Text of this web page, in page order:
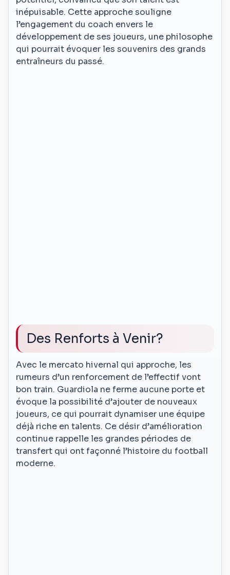
inépuisable. Cette approche souligne
l’engagement du coach envers le
développement de ses joueurs, une philosophe
qui pourrait évoquer les souvenirs des grands
entraîneurs du passé.
Des Renforts à Venir?
Avec le mercato hivernal qui approche, les
rumeurs d’un renforcement de l’effectif vont
bon train. Guardiola ne ferme aucune porte et
évoque la possibilité d’ajouter de nouveaux
joueurs, ce qui pourrait dynamiser une équipe
déjà riche en talents. Ce désir d’amélioration
continue rappelle les grandes périodes de
transfert qui ont façonné l’histoire du football
moderne.